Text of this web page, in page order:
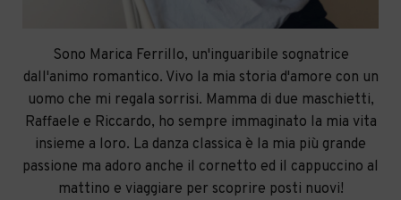
Sono Marica Ferrillo, un'inguaribile sognatrice
dall'animo romantico. Vivo la mia storia d'amore con un
uomo che mi regala sorrisi. Mamma di due maschietti,
Raffaele e Riccardo, ho sempre immaginato la mia vita
insieme a loro. La danza classica è la mia più grande
passione ma adoro anche il cornetto ed il cappuccino al
mattino e viaggiare per scoprire posti nuovi!